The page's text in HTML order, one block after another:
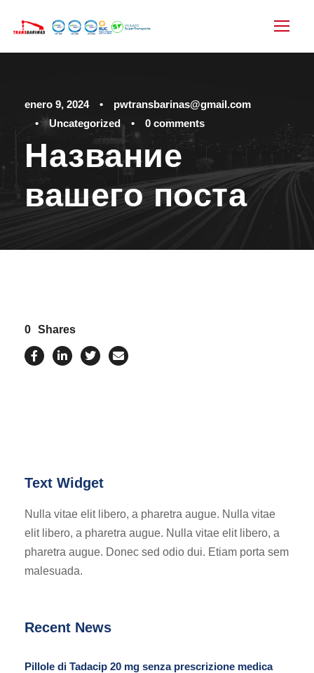
enero 9, 2024 •
pwtransbarinas@gmail.com
•
Uncategorized • 0 comments
Название
вашего поста
0 Shares
Text Widget
Nulla vitae elit libero, a pharetra augue. Nulla vitae
elit libero, a pharetra augue. Nulla vitae elit libero, a
pharetra augue. Donec sed odio dui. Etiam porta sem
malesuada.
Recent News
Pillole di Tadacip 20 mg senza prescrizione medica